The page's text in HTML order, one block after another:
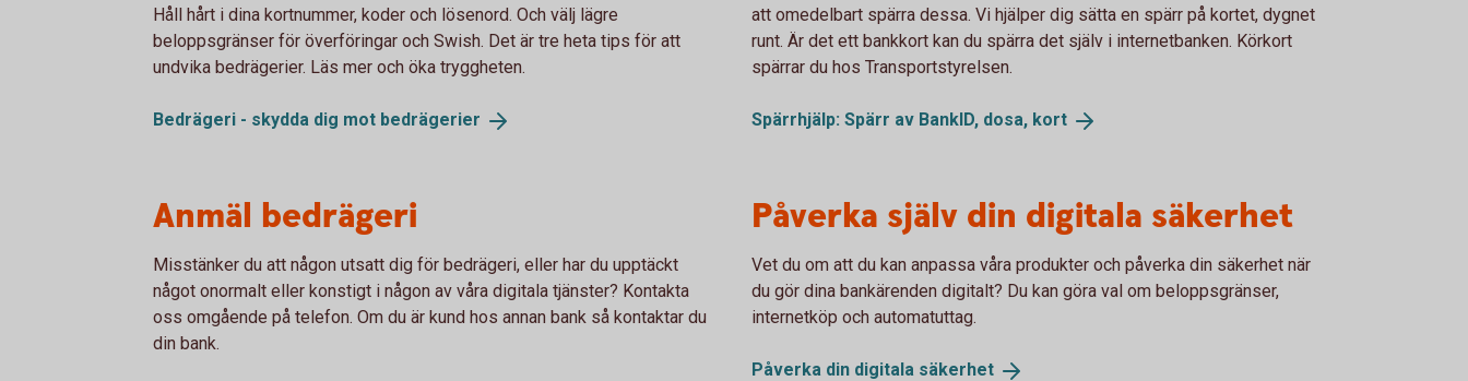
Håll hårt i dina kortnummer, koder och lösenord. Och välj lägre
beloppsgränser för överföringar och Swish. Det är tre heta tips för att
undvika bedrägerier. Läs mer och öka tryggheten.
Bedrägeri - skydda dig mot bedrägerier
att omedelbart spärra dessa. Vi hjälper dig sätta en spärr på kortet, dygnet
runt. Är det ett bankkort kan du spärra det själv i internetbanken. Körkort
spärrar du hos Transportstyrelsen.
Spärrhjälp: Spärr av BankID, dosa, kort
Anmäl bedrägeri
Misstänker du att någon utsatt dig för bedrägeri, eller har du upptäckt
något onormalt eller konstigt i någon av våra digitala tjänster? Kontakta
oss omgående på telefon. Om du är kund hos annan bank så kontaktar du
din bank.
Påverka själv din digitala säkerhet
Vet du om att du kan anpassa våra produkter och påverka din säkerhet när
du gör dina bankärenden digitalt? Du kan göra val om beloppsgränser,
internetköp och automatuttag.
Påverka din digitala säkerhet